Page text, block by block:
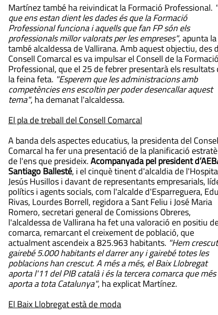
Martínez també ha reivindicat la Formació Professional.
que ens estan dient les dades és que la Formació
Professional funciona i aquells que fan FP són els
professionals millor valorats per les empreses", apunta la
també alcaldessa de Vallirana. Amb aquest objectiu, des
Consell Comarcal es va impulsar el Consell de la
Professional, que el 25 de febrer presentarà els resultats
la feina feta. "Esperem que les administracions amb
competències ens escoltin per poder desencallar aquest
tema", ha demanat l'alcaldessa.
El pla de treball del Consell Comarcal
A banda dels aspectes educatius, la presidenta del
Comarcal ha fer una presentació de la planificació
de l'ens que presideix.Acompanyada pel president
Santiago Ballesté, i el cinquè tinent d'alcaldia de
Jesús Husillos i davant de representants empresarials,
polítics i agents socials, com l'alcalde d'Esparreguera,
Rivas, Lourdes Borrell, regidora a Sant Feliu i José Maria
Romero, secretari general de Comissions Obreres,
l'alcaldessa de Vallirana ha fet una valoració en positiu
comarca, remarcant el creixement de població, que
actualment ascendeix a 825.963 habitants. "Hem
gairebé 5.000 habitants el darrer any i gairebé totes les
poblacions han crescut. A més a més, el Baix Llobregat
aporta l'11 del PIB català i és la tercera comarca que més
aporta a tota Catalunya", ha explicat Martínez.
El Baix Llobregat està de moda